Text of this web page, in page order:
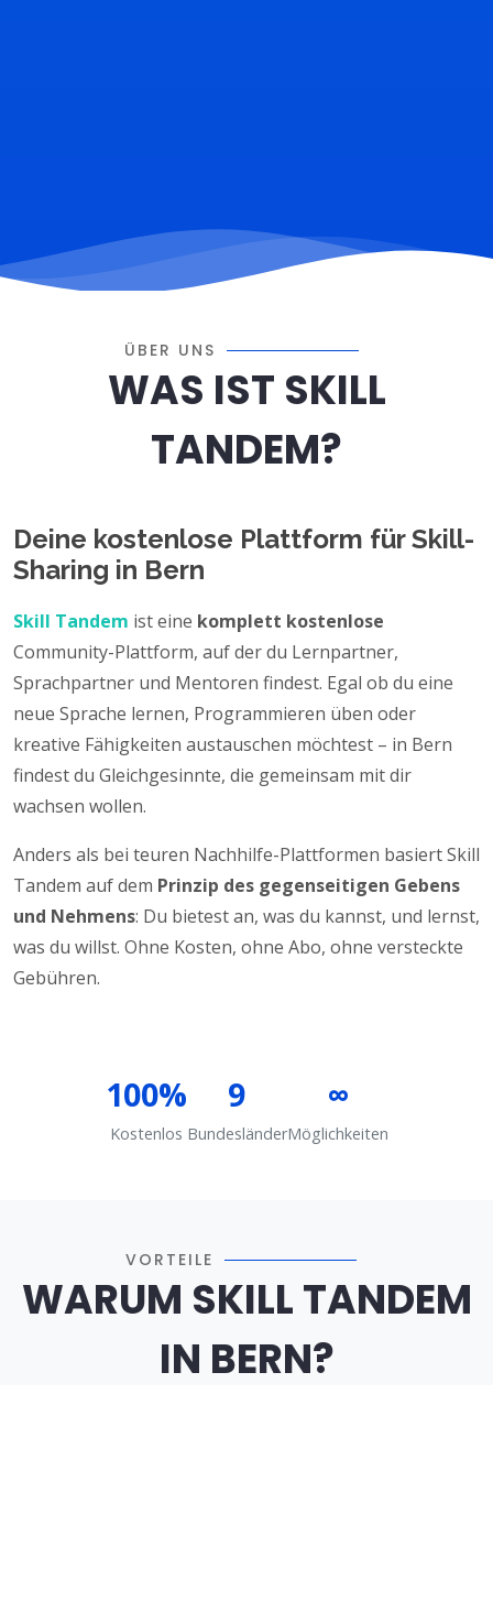
ÜBER UNS
WAS IST SKILL
TANDEM?
Deine kostenlose Plattform für Skill-
Sharing in Bern
Skill Tandem ist eine komplett kostenlose
Community-Plattform, auf der du Lernpartner,
Sprachpartner und Mentoren findest. Egal ob du eine
neue Sprache lernen, Programmieren üben oder
kreative Fähigkeiten austauschen möchtest – in Bern
findest du Gleichgesinnte, die gemeinsam mit dir
wachsen wollen.
Anders als bei teuren Nachhilfe-Plattformen basiert Skill
Tandem auf dem Prinzip des gegenseitigen Gebens
und Nehmens: Du bietest an, was du kannst, und lernst,
was du willst. Ohne Kosten, ohne Abo, ohne versteckte
Gebühren.
100%
Kostenlos
9
Bundesländer
∞
Möglichkeiten
VORTEILE
WARUM SKILL TANDEM
IN BERN?